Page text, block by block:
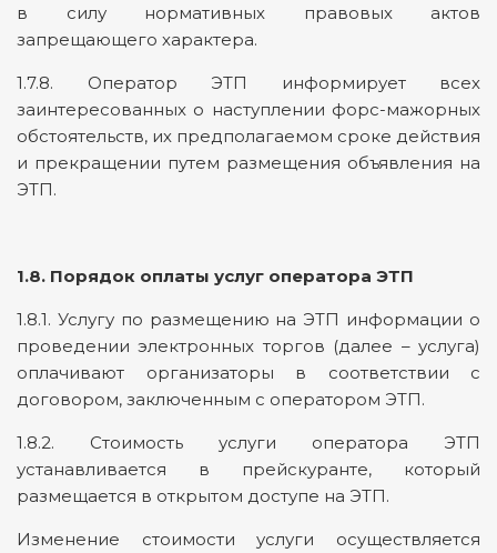
в силу нормативных правовых актов
запрещающего характера.
1.7.8. Оператор ЭТП информирует всех
заинтересованных о наступлении форс-мажорных
обстоятельств, их предполагаемом сроке действия
и прекращении путем размещения объявления на
ЭТП.
1.8. Порядок оплаты услуг оператора ЭТП
1.8.1. Услугу по размещению на ЭТП информации о
проведении электронных торгов (далее – услуга)
оплачивают организаторы в соответствии с
договором, заключенным с оператором ЭТП.
1.8.2. Стоимость услуги оператора ЭТП
устанавливается в прейскуранте, который
размещается в открытом доступе на ЭТП.
Изменение стоимости услуги осуществляется